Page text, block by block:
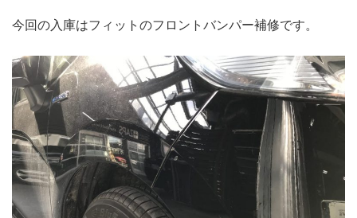
今回の入庫はフィットのフロントバンパー補修です。